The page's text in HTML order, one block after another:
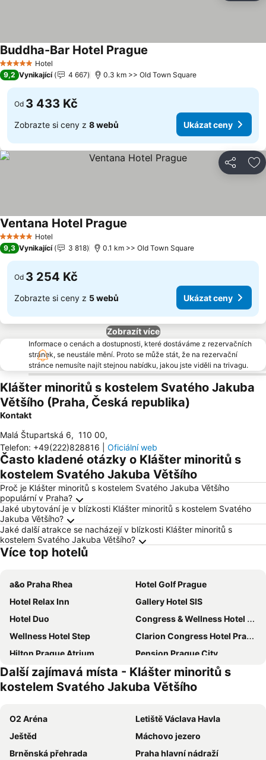
5 Počet hvězdiček
Hotel
Buddha-Bar Hotel Prague
9,2 Vynikající 4 667 0.3 km >> Old Town Square
Od 3 433 Kč
Zobrazte si ceny z 8 webů Ukázat ceny
Sdílet
5 Počet hvězdiček
Hotel
Ventana Hotel Prague
9,3 Vynikající 3 818 0.1 km >> Old Town Square
Od 3 254 Kč
Zobrazte si ceny z 5 webů Ukázat ceny
Zobrazít více
Informace o cenách a dostupnosti, které dostáváme z rezervačních
stránek, se neustále mění. Proto se může stát, že na rezervační
stránce nemusíte najít stejnou nabídku, jakou jste viděli na trivagu.
Klášter minoritů s kostelem Svatého Jakuba
Většího (Praha, Česká republika)
Kontakt
Malá Štupartská 6, 110 00,
Telefon: +49(222)828816 Oficiální web
Často kladené otázky o Klášter minoritů s
kostelem Svatého Jakuba Většího
Proč je Klášter minoritů s kostelem Svatého Jakuba Většího
populární v Praha?
Jaké ubytování je v blízkosti Klášter minoritů s kostelem Svatého
Jakuba Většího?
Jaké další atrakce se nacházejí v blízkosti Klášter minoritů s
kostelem Svatého Jakuba Většího?
Více top hotelů
a&o Praha Rhea
Hotel Golf Prague
Hotel Relax Inn
Gallery Hotel SIS
Hotel Duo
Congress & Wellness Hotel Olsanka
Wellness Hotel Step
Clarion Congress Hotel Prague
Hilton Prague Atrium
Pension Prague City
Don Giovanni Hotel Prague - Great Hotels of The World
Hotel Astra
Panorama by Verdi Hotels
ibis Praha Mala Strana
TOP HOTEL Praha
Stages Hotel Prague, A Tribute Portfolio Hotel
Grand Hotel Prague Towers
Hotel Belvedere
Prague Centre Plaza
Quentin Prague Hotel
Další zajímavá místa - Klášter minoritů s
kostelem Svatého Jakuba Většího
O2 Aréna
Letiště Václava Havla
Ještěd
Máchovo jezero
Brněnská přehrada
Praha hlavní nádraží